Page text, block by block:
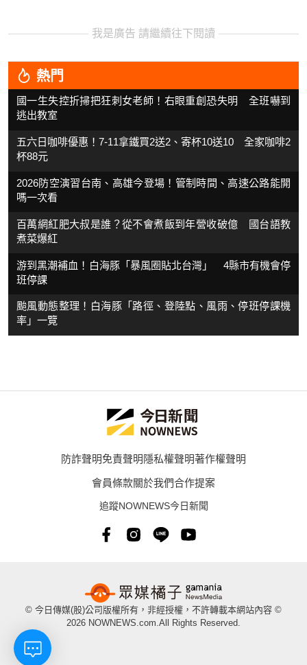
我是廣告 請繼續往下閱讀
熱門
國一生失控折掃把狂刺女老師！右眼重創恐失明 全班嚇到
逃出教室
五六日咖啡優惠！7-11拿鐵買2送2、寄杯10送10 全家咖啡2
杯88元
2026防空演習台南、高雄今登場！管制時間、高速公路能開
嗎一次看
百萬網紅肥大叔是誰？從不會煮飯到年營收破億 國台語教
煮菜爆紅
游到黑潮補血！白海豚「暴風圈貼北台灣」 4縣市有機會停
班停課
颱風動態整理！白海豚「路徑、登陸點、風雨、停班停課機
率」一覽
防詐聲明免責聲明隱私權聲明著作權聲明
會員條款關於我們合作提案
追蹤NOWNEWS今日新聞
© 今日傳媒(股)公司版權所有，非經授權，不許轉載本網站內容 ©
2026 NOWNEWS.com.All Rights Reserved.